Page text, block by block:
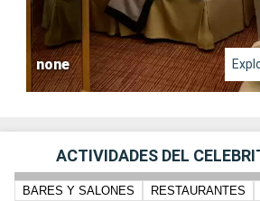
none
ACTIVIDADES DEL
BARES Y SALONES RESTAURANTES